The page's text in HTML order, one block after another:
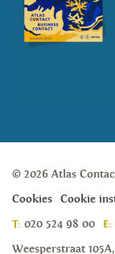
© 2026 Atlas
Cookies
Cookie
T: 020 524 98 00 E:
Weesperstraat